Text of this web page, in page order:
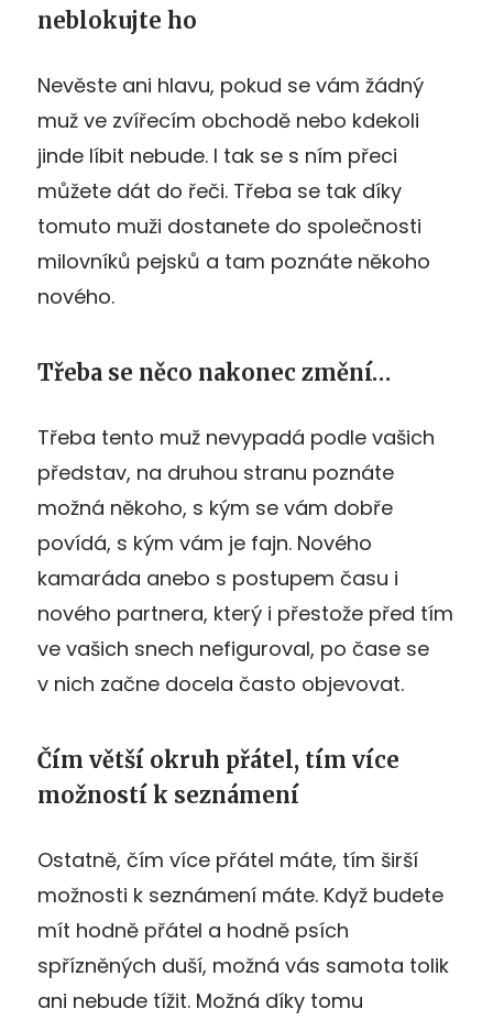
neblokujte ho
Nevěste ani hlavu, pokud se vám žádný
muž ve zvířecím obchodě nebo kdekoli
jinde líbit nebude. I tak se s ním přeci
můžete dát do řeči. Třeba se tak díky
tomuto muži dostanete do společnosti
milovníků pejsků a tam poznáte někoho
nového.
Třeba se něco nakonec změní…
Třeba tento muž nevypadá podle vašich
představ, na druhou stranu poznáte
možná někoho, s kým se vám dobře
povídá, s kým vám je fajn. Nového
kamaráda anebo s postupem času i
nového partnera, který i přestože před tím
ve vašich snech nefiguroval, po čase se
v nich začne docela často objevovat.
Čím větší okruh přátel, tím více
možností k seznámení
Ostatně, čím více přátel máte, tím širší
možnosti k seznámení máte. Když budete
mít hodně přátel a hodně psích
spřízněných duší, možná vás samota tolik
ani nebude tížit. Možná díky tomu